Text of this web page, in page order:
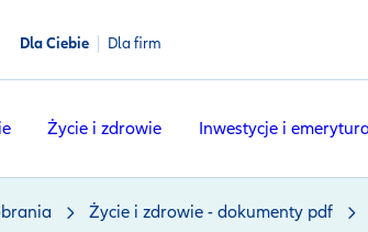
Dla Ciebie Dla firm
Życie i zdrowie Inwestycje i emerytura
Życie i zdrowie - dokumenty pdf